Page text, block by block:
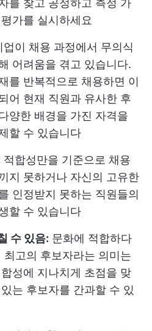
를 찾고 공정하고 측정 가
가를 실시하세요
업이 채용 과정에서 무의식
어려움을 겪고 있습니다.
를 반복적으로 채용하면 이
어 현재 직원과 유사한 후
양한 배경을 가진 자격을
할 수 있습니다
적합성만을 기준으로 채용
지 못하거나 자신의 고유한
인정받지 못하는 직원들의
할 수 있습니다
수 있음: 문화에 적합하다
최고의 후보자라는 의미는
성에 지나치게 초점을 맞
는 후보자를 간과할 수 있